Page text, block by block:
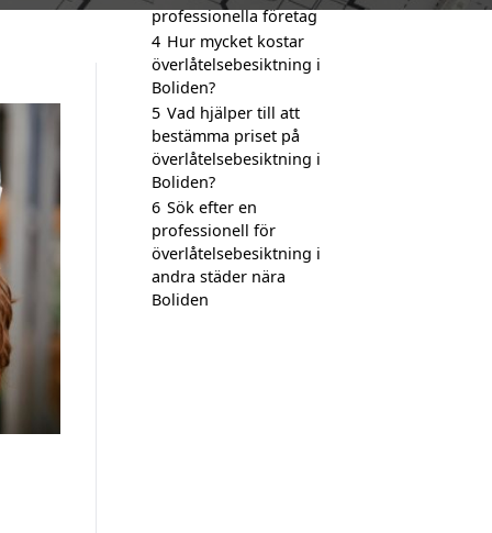
professionella företag
4 Hur mycket kostar
överlåtelsebesiktning i
Boliden?
5 Vad hjälper till att
bestämma priset på
överlåtelsebesiktning i
Boliden?
6 Sök efter en
professionell för
överlåtelsebesiktning i
andra städer nära
Boliden